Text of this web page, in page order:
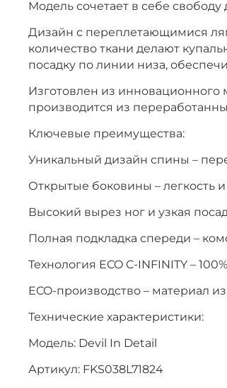
Модель сочетает в себе
Дизайн с переплетающимися
количество ткани делают
посадку по линии низа,
Изготовлен из инновационного
производится из
Ключевые преимущества:
Уникальный дизайн спины –
Открытые боковины – легкость
Высокий вырез ног и узкая
Полная подкладка спереди –
Технология ECO C-INFINITY –
ECO-производство – материал
Технические характеристики:
Модель: Devil In Detail
Артикул: FKS038L71824